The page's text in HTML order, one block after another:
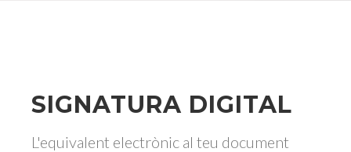
SIGNATURA DIGITAL
L'equivalent electrònic al teu document